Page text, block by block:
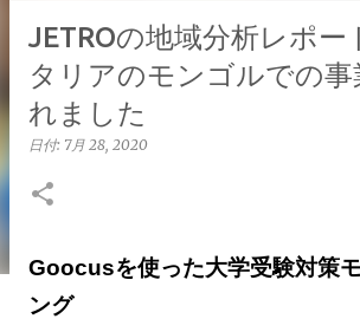
JETROの地域分析レポー
タリアのモンゴルでの事
れました
日付: 7月 28, 2020
Goocusを使った大学受験対策
ング